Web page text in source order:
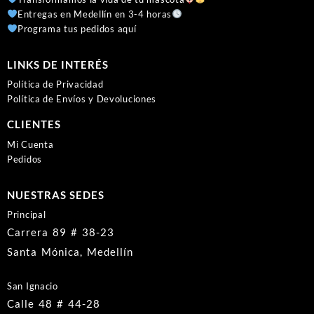
Entregas en Medellín en 3-4 horas
Programa tus pedidos aquí
LINKS DE INTERÉS
Política de Privacidad
Política de Envíos y Devoluciones
CLIENTES
Mi Cuenta
Pedidos
NUESTRAS SEDES
Principal
Carrera 89 # 38-23
Santa Mónica, Medellín
San Ignacio
Calle 48 # 44-28